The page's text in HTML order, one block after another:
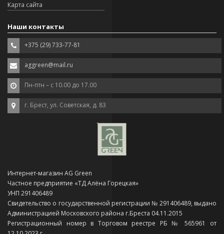
Карта сайта
Наши контакты
+375 (29) 733-77-81
aggreen@mail.ru
Пн-птн – с 10.00 до 17.00
г. Брест, ул. Советская, д. 83
Интернет-магазин AG Green
Частное предприятие «ТД Алёна Горецкая»
УНП 291406489
Свидетельство о государственной регистрации № 291406489, выдано
Администрацией Московского района г.Бреста 04.11.2015
Регистрационный номер в Торговом реестре РБ № 565961 от